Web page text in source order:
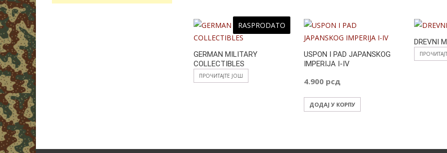
RASPRODATO
GERMAN MILITARY
COLLECTIBLES
ПРОЧИТАЈТЕ ЈОШ
USPON I PAD JAPANSKOG
IMPERIJA I-IV
4.900 рсд
ДОДАЈ У КОРПУ
DREVNI